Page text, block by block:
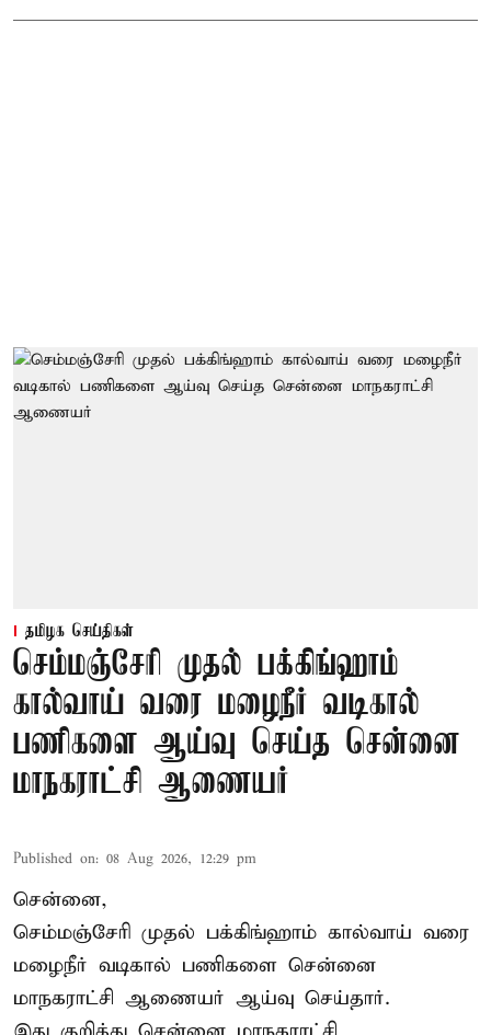
தமிழக செய்திகள்
செம்மஞ்சேரி முதல் பக்கிங்ஹாம்
கால்வாய் வரை மழைநீர் வடிகால்
பணிகளை ஆய்வு செய்த சென்னை
மாநகராட்சி ஆணையர்
Published on: 08 Aug 2026, 12:29 pm
சென்னை,
செம்மஞ்சேரி முதல் பக்கிங்ஹாம் கால்வாய் வரை
மழைநீர் வடிகால் பணிகளை சென்னை
மாநகராட்சி ஆணையர் ஆய்வு செய்தார்.